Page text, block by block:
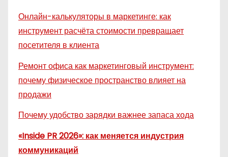
Онлайн-калькуляторы в маркетинге: как
инструмент расчёта стоимости превращает
посетителя в клиента
Ремонт офиса как маркетинговый инструмент:
почему физическое пространство влияет на
продажи
Почему удобство зарядки важнее запаса хода
«Inside PR 2026»: как меняется индустрия
коммуникаций